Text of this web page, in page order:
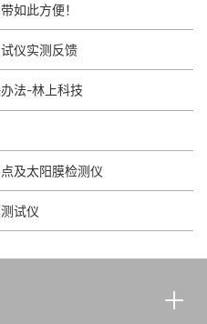
如此方便！
仪实测反馈
法-林上科技
及太阳膜检测仪
试仪